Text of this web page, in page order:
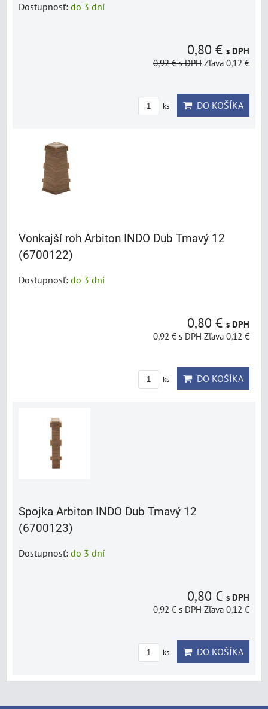
Dostupnosť: do 3 dní
0,80 € s DPH
0,92 €s DPH Zľava 0,12 €
ks DO KOŠÍKA
Vonkajší roh Arbiton INDO Dub Tmavý 12
(6700122)
Dostupnosť: do 3 dní
0,80 € s DPH
0,92 €s DPH Zľava 0,12 €
ks DO KOŠÍKA
Spojka Arbiton INDO Dub Tmavý 12
(6700123)
Dostupnosť: do 3 dní
0,80 € s DPH
0,92 €s DPH Zľava 0,12 €
ks DO KOŠÍKA